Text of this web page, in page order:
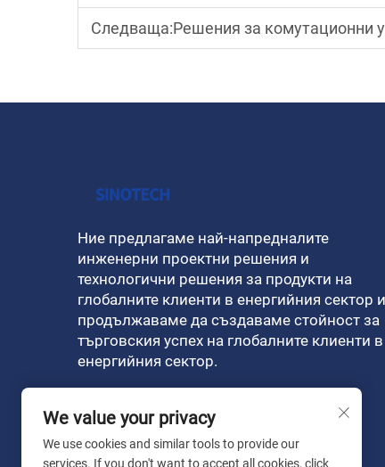
Следваща:Решения за комутационни устройства
Ние предлагаме най-напредналите
инженерни проектни решения и
технологични решения за продукти на
глобалните клиенти в енергийния сектор и
продължаваме да създаваме стойност за
търговския успех на глобалните клиенти в
енергийния сектор.
We value your privacy
We use cookies and similar tools to provide our
services. If you don't want to accept all cookies, click